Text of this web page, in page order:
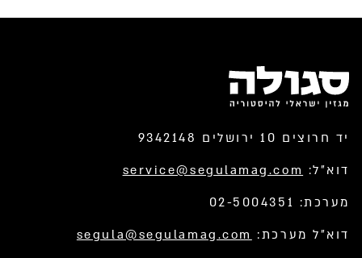
יד חרוצים 10 ירושלים 9342148
דוא”ל: service@segulamag.com
מערכת: 02-5004351
דוא”ל מערכת: segula@segulamag.com